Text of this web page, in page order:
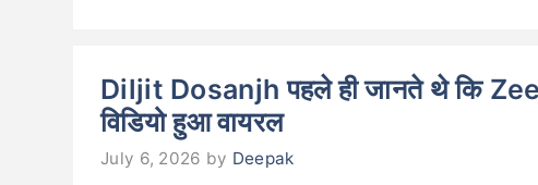
Diljit Dosanjh पहले ही जानते थे कि
विडियो हुआ वायरल
July 6, 2026 by Deepak